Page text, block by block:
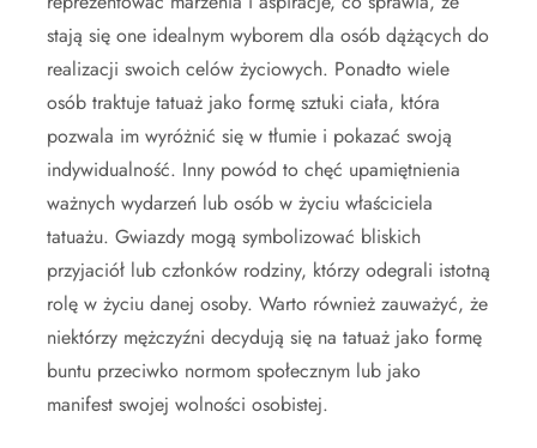
stają się one idealnym wyborem dla osób dążących do
realizacji swoich celów życiowych. Ponadto wiele
osób traktuje tatuaż jako formę sztuki ciała, która
pozwala im wyróżnić się w tłumie i pokazać swoją
indywidualność. Inny powód to chęć upamiętnienia
ważnych wydarzeń lub osób w życiu właściciela
tatuażu. Gwiazdy mogą symbolizować bliskich
przyjaciół lub członków rodziny, którzy odegrali istotną
rolę w życiu danej osoby. Warto również zauważyć, że
niektórzy mężczyźni decydują się na tatuaż jako formę
buntu przeciwko normom społecznym lub jako
manifest swojej wolności osobistej.